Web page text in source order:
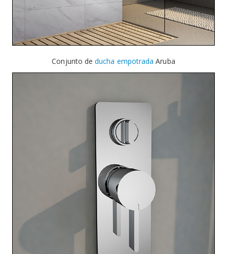
Conjunto deducha empotrada Aruba